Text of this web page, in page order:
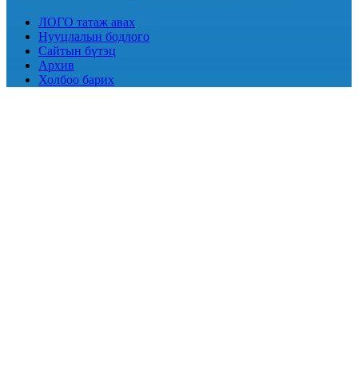
ЛОГО татаж авах
Нууцлалын бодлого
Сайтын бүтэц
Архив
Холбоо барих